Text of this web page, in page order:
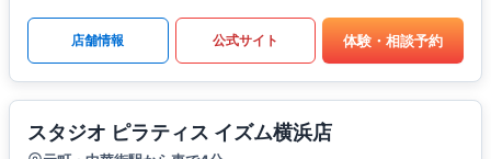
店舗情報 公式サイト 体験・相談予約
スタジオ ピラティス イズム横浜店